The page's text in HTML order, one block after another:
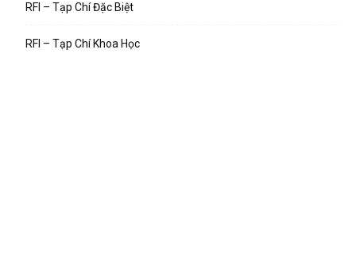
RFI – Tạp Chí Đặc Biệt
RFI – Tạp Chí Khoa Học